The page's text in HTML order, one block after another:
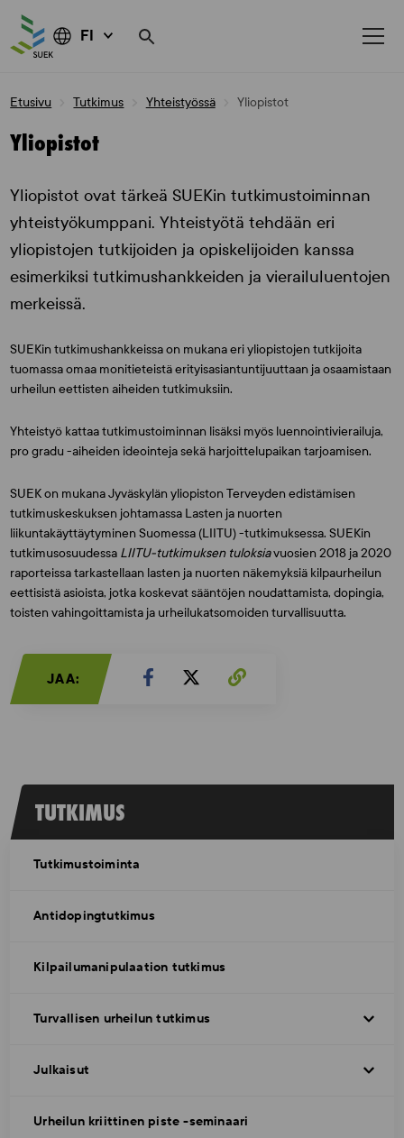
FI
Etusivu Tutkimus Yhteistyössä Yliopistot
Yliopistot
Yliopistot ovat tärkeä SUEKin tutkimustoiminnan
yhteistyökumppani. Yhteistyötä tehdään eri
yliopistojen tutkijoiden ja opiskelijoiden kanssa
esimerkiksi tutkimushankkeiden ja vierailuluentojen
merkeissä.
SUEKin tutkimushankkeissa on mukana eri yliopistojen tutkijoita
tuomassa omaa monitieteistä erityisasiantuntijuuttaan ja osaamistaan
urheilun eettisten aiheiden tutkimuksiin.
Yhteistyö kattaa tutkimustoiminnan lisäksi myös luennointivierailuja,
pro gradu -aiheiden ideointeja sekä harjoittelupaikan tarjoamisen.
SUEK on mukana Jyväskylän yliopiston Terveyden edistämisen
tutkimuskeskuksen johtamassa Lasten ja nuorten
liikuntakäyttäytyminen Suomessa (LIITU) -tutkimuksessa. SUEKin
tutkimusosuudessa LIITU-tutkimuksen tuloksiavuosien 2018 ja 2020
raporteissa tarkastellaan lasten ja nuorten näkemyksiä kilpaurheilun
eettisistä asioista, jotka koskevat sääntöjen noudattamista, dopingia,
toisten vahingoittamista ja urheilukatsomoiden turvallisuutta.
JAA:
TUTKIMUS
Tutkimustoiminta
Antidopingtutkimus
Kilpailumanipulaation tutkimus
Turvallisen urheilun tutkimus
Julkaisut
Urheilun kriittinen piste -seminaari